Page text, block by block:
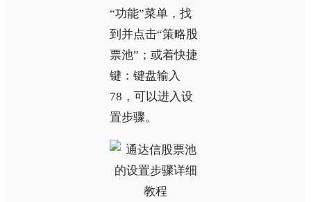
“功能”菜单，找
到并点击“策略股
票池”；或着快捷
键：键盘输入
78，可以进入设
置步骤。